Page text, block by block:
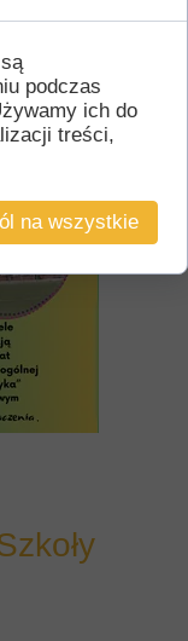
podczas
ich do
treści,
na wszystkie